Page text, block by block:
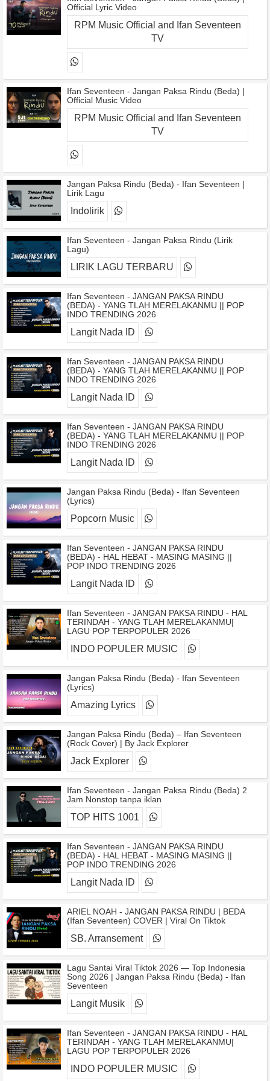
Official Lyric Video
RPM Music Official and Ifan Seventeen
TV
Ifan Seventeen - Jangan Paksa Rindu (Beda) |
Official Music Video
RPM Music Official and Ifan Seventeen
TV
Jangan Paksa Rindu (Beda) - Ifan Seventeen |
Lirik Lagu
Indolirik
Ifan Seventeen - Jangan Paksa Rindu (Lirik
Lagu)
LIRIK LAGU TERBARU
Ifan Seventeen - JANGAN PAKSA RINDU
(BEDA) - YANG TLAH MERELAKANMU || POP
INDO TRENDING 2026
Langit Nada ID
Ifan Seventeen - JANGAN PAKSA RINDU
(BEDA) - YANG TLAH MERELAKANMU || POP
INDO TRENDING 2026
Langit Nada ID
Ifan Seventeen - JANGAN PAKSA RINDU
(BEDA) - YANG TLAH MERELAKANMU || POP
INDO TRENDING 2026
Langit Nada ID
Jangan Paksa Rindu (Beda) - Ifan Seventeen
(Lyrics)
Popcorn Music
Ifan Seventeen - JANGAN PAKSA RINDU
(BEDA) - HAL HEBAT - MASING MASING ||
POP INDO TRENDING 2026
Langit Nada ID
Ifan Seventeen - JANGAN PAKSA RINDU - HAL
TERINDAH - YANG TLAH MERELAKANMU|
LAGU POP TERPOPULER 2026
INDO POPULER MUSIC
Jangan Paksa Rindu (Beda) - Ifan Seventeen
(Lyrics)
Amazing Lyrics
Jangan Paksa Rindu (Beda) – Ifan Seventeen
(Rock Cover) | By Jack Explorer
Jack Explorer
Ifan Seventeen - Jangan Paksa Rindu (Beda) 2
Jam Nonstop tanpa iklan
TOP HITS 1001
Ifan Seventeen - JANGAN PAKSA RINDU
(BEDA) - HAL HEBAT - MASING MASING ||
POP INDO TRENDING 2026
Langit Nada ID
ARIEL NOAH - JANGAN PAKSA RINDU | BEDA
(Ifan Seventeen) COVER | Viral On Tiktok
SB. Arransement
Lagu Santai Viral Tiktok 2026 — Top Indonesia
Song 2026 | Jangan Paksa Rindu (Beda) - Ifan
Seventeen
Langit Musik
Ifan Seventeen - JANGAN PAKSA RINDU - HAL
TERINDAH - YANG TLAH MERELAKANMU|
LAGU POP TERPOPULER 2026
INDO POPULER MUSIC